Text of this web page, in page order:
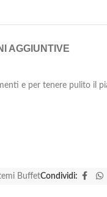
AGGIUNTIVE
e per tenere pulito il
BuffetCondividi: